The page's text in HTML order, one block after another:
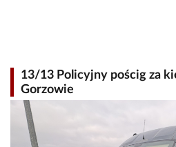
13/13 Policyjny pościg za
Gorzowie